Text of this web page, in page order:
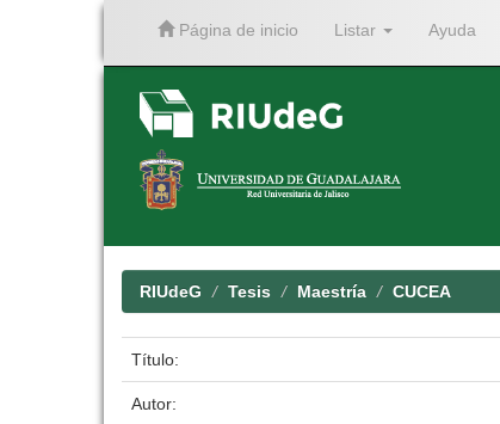
Página de inicio Listar Ayuda
RIUdeG Tesis Maestría CUCEA
Título:
Autor: